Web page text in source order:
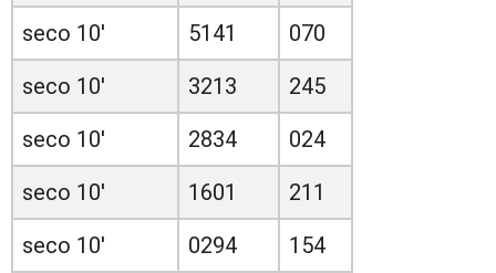
seco 10'
5141
070
seco 10'
3213
245
seco 10'
2834
024
seco 10'
1601
211
seco 10'
0294 154